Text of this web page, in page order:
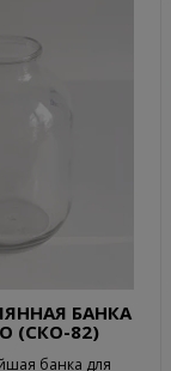
БАНКА
(СКО-82)
банка для